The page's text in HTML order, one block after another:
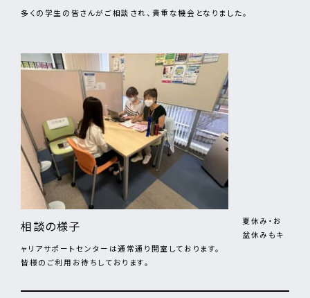
多くの学生の皆さんがご相談され、貴重な機会となりました。
相談の様子
夏休み・お
盆休みもキ
ャリアサポートセンターは通常通り開室しております。
皆様のご利用お待ちしております。